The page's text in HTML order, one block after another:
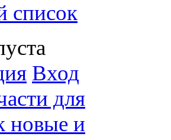
список
Вход